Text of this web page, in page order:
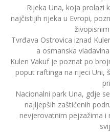
Rijeka Una, koja prolazi
najčistijih rijeka u Evropi,
Tvrđava Ostrovica iznad
a osmanska
Kulen Vakuf je poznat po
poput raftinga na rijeci Uni,
Nacionalni park Una, gdje
najljepših zaštićenih
nevjerovatnim pejzažima i